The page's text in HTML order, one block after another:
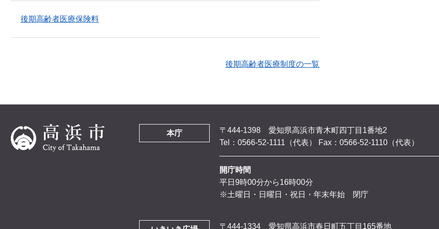
後期高齢者医療保険料
後期高齢者医療制度の一覧
本庁
〒444-1398 愛知県高浜市青木町四丁目1番地2
Tel：0566-52-1111（代表）
Fax：0566-52-1110（代表）
開庁時間
平日9時00分から16時00分
※土曜日・日曜日・祝日・年末年始 閉庁
〒444-1334 愛知県高浜市春日町五丁目165番地